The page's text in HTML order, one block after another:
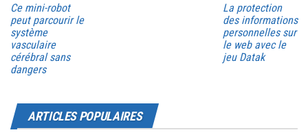
Ce mini-robot
peut parcourir le
système
vasculaire
cérébral sans
dangers
La protection
des informations
personnelles sur
le web avec le
jeu Datak
ARTICLES POPULAIRES